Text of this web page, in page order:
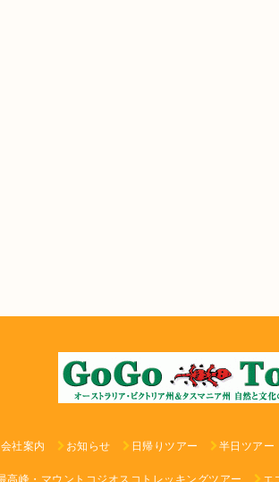
会社案内 お知らせ 日帰りツアー 半日ツアー
高峰・マウントコジオスコトレッキングツアー エ